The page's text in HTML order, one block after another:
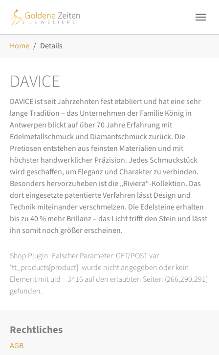
Home Details
DAVICE
DAVICE ist seit Jahrzehnten fest etabliert und hat eine sehr
lange Tradition – das Unternehmen der Familie König in
Antwerpen blickt auf über 70 Jahre Erfahrung mit
Edelmetallschmuck und Diamantschmuck zurück. Die
Pretiosen entstehen aus feinsten Materialien und mit
höchster handwerklicher Präzision. Jedes Schmuckstück
wird geschaffen, um Eleganz und Charakter zu verbinden.
Besonders hervorzuheben ist die „Riviera“-Kollektion. Das
dort eingesetzte patentierte Verfahren lässt Design und
Technik miteinander verschmelzen. Die Edelsteine erhalten
bis zu 40 % mehr Brillanz – das Licht trifft den Stein und lässt
ihn somit noch größer erscheinen.
Shop Plugin: Falscher Parameter. GET/POST var
'tt_products[product]' wurde nicht angegeben oder kein
Element mit uid = 3416 auf den erlaubten Seiten (266,290,291)
gefunden.
Rechtliches
AGB